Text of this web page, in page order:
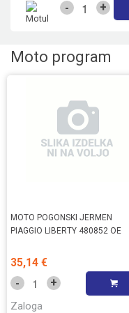
- +
Moto program
MOTO POGONSKI JERMEN
PIAGGIO LIBERTY 480852 OE
35,14 €
- +
Zaloga